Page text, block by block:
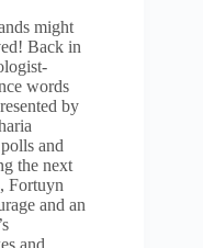
might
Back in
words
by
and
the next
Fortuyn
and an
and